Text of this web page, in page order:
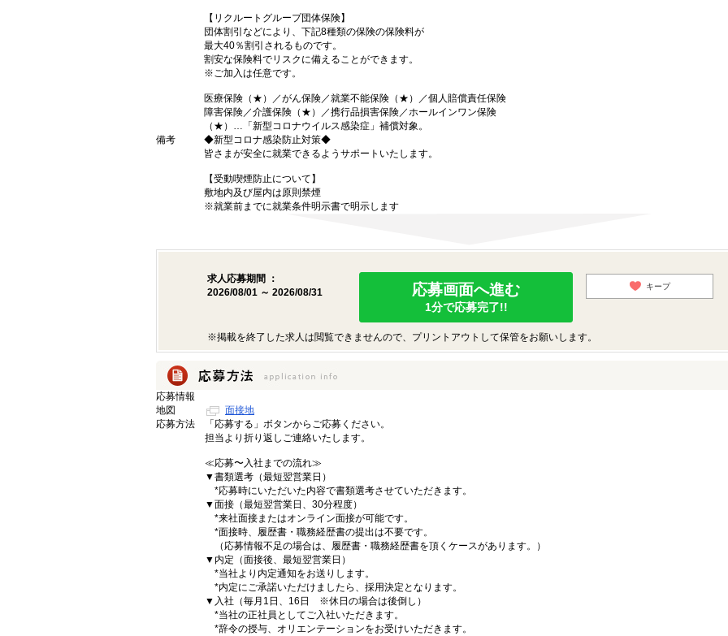
【リクルートグループ団体保険】
団体割引などにより、下記8種類の保険の保険料が
最大40％割引されるものです。
割安な保険料でリスクに備えることができます。
※ご加入は任意です。
医療保険（★）／がん保険／就業不能保険（★）／個人賠償責任保険
障害保険／介護保険（★）／携行品損害保険／ホールインワン保険
（★）…「新型コロナウイルス感染症」補償対象。
備考
◆新型コロナ感染防止対策◆
皆さまが安全に就業できるようサポートいたします。
【受動喫煙防止について】
敷地内及び屋内は原則禁煙
※就業前までに就業条件明示書で明示します
求人応募期間 ：
2026/08/01 ～ 2026/08/31
応募画面へ進む
1分で応募完了!!
キープ
※掲載を終了した求人は閲覧できませんので、プリントアウトして保管をお願いします。
応募情報
地図
面接地
応募方法
「応募する」ボタンからご応募ください。
担当より折り返しご連絡いたします。
≪応募〜入社までの流れ≫
▼書類選考（最短翌営業日）
*応募時にいただいた内容で書類選考させていただきます。
▼面接（最短翌営業日、30分程度）
*来社面接またはオンライン面接が可能です。
*面接時、履歴書・職務経歴書の提出は不要です。
（応募情報不足の場合は、履歴書・職務経歴書を頂くケースがあります。）
▼内定（面接後、最短翌営業日）
*当社より内定通知をお送りします。
*内定にご承諾いただけましたら、採用決定となります。
▼入社（毎月1日、16日 ※休日の場合は後倒し）
*当社の正社員としてご入社いただきます。
*辞令の授与、オリエンテーションをお受けいただきます。